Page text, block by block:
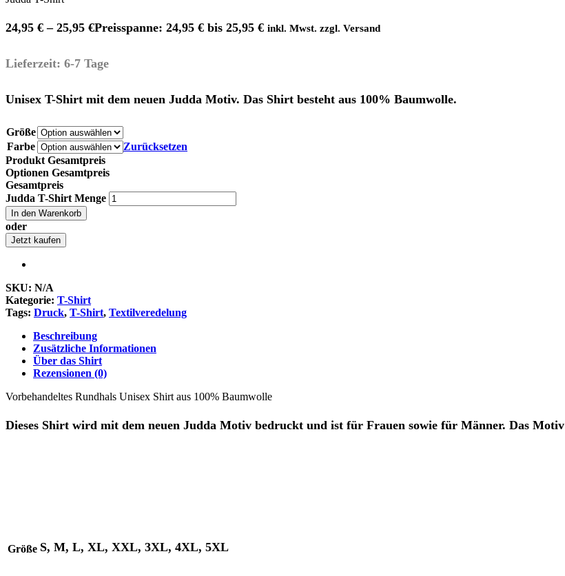
24,95 € – 25,95 €Preisspanne: 24,95 € bis 25,95 € inkl. Mwst. zzgl. Versand
Lieferzeit: 6-7 Tage
Unisex T-Shirt mit dem neuen Judda Motiv. Das Shirt besteht aus 100% Baumwolle.
Größe
Farbe
Zurücksetzen
Produkt Gesamtpreis
Optionen Gesamtpreis
Gesamtpreis
Judda T-Shirt Menge
In den Warenkorb
oder
Jetzt kaufen
SKU: N/A
Kategorie: T-Shirt
Tags: Druck, T-Shirt, Textilveredelung
Beschreibung
Zusätzliche Informationen
Über das Shirt
Rezensionen (0)
Vorbehandeltes Rundhals Unisex Shirt aus 100% Baumwolle
Dieses Shirt wird mit dem neuen Judda Motiv bedruckt und ist für Frauen sowie für Männer. Das
Größe S, M, L, XL, XXL, 3XL, 4XL, 5XL